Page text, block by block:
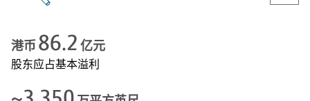
港币 86.2 亿元
股东应占基本溢利